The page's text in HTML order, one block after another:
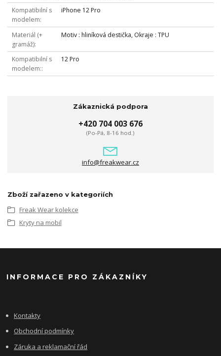
Kompatibilní s
modelem
iPhone 12 Pro
Materiál (+
gramáž)
Motiv : hliníková destička, Okraje : TPU
Kompatibilní s
modelem:
12 Pro
Zákaznická podpora
+420 704 003 676
(Po-Pá, 8-16 hod.)
info@freakwear.cz
Zboží zařazeno v kategoriích
Freak Wear kolekce
Kryty na mobil
INFORMACE PRO ZÁKAZNÍKY
Kontakty
Obchodní podmínky
Záruka a reklamační řád